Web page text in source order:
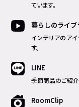
ています。
暮らしのライ
インテリアのア
す。
LINE
季節商品のご紹介
RoomClip